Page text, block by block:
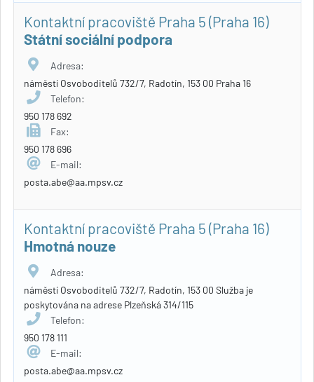
Kontaktní pracoviště Praha 5 (Praha 16)
Státní sociální podpora
Adresa:
náměstí Osvoboditelů 732/7, Radotín, 153 00 Praha 16
Telefon:
950 178 692
Fax:
950 178 696
E-mail:
posta.abe@aa.mpsv.cz
Kontaktní pracoviště Praha 5 (Praha 16)
Hmotná nouze
Adresa:
náměstí Osvoboditelů 732/7, Radotín, 153 00 Služba je
poskytována na adrese Plzeňská 314/115
Telefon:
950 178 111
E-mail:
posta.abe@aa.mpsv.cz